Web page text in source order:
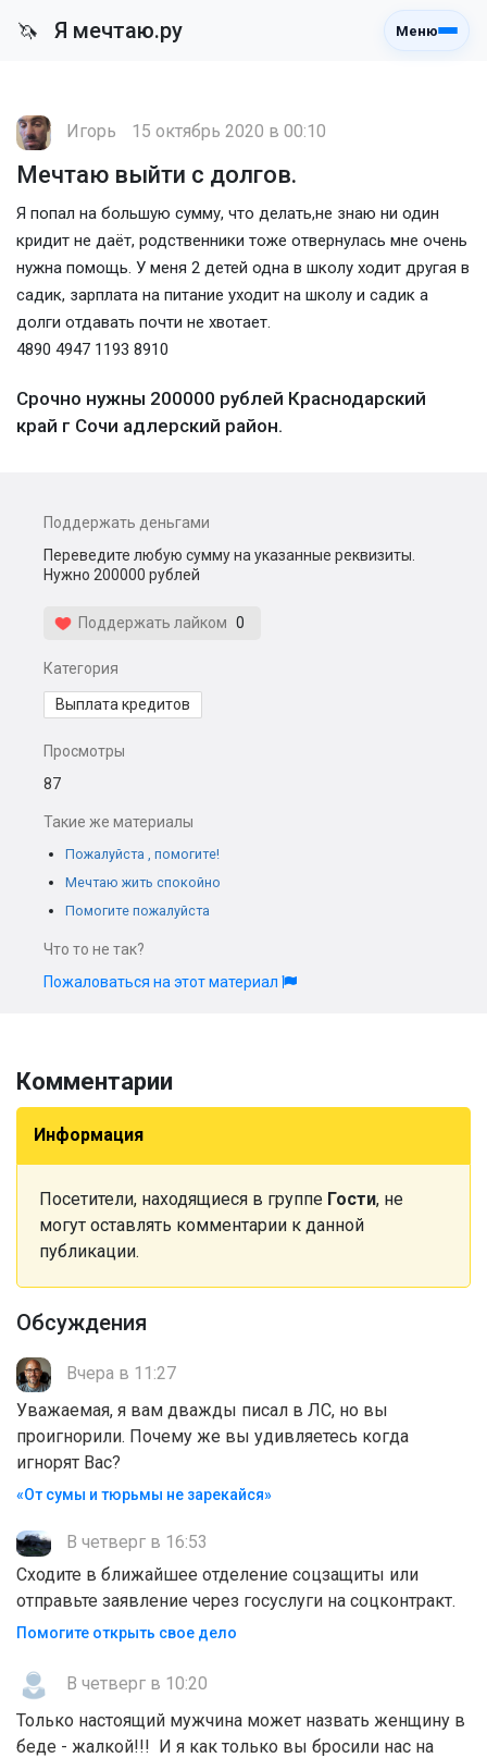
🦄 Я мечтаю.ру Меню
Игорь 15 октябрь 2020 в 00:10
Мечтаю выйти с долгов.
Я попал на большую сумму, что делать,не знаю ни один
кридит не даёт, родственники тоже отвернулась мне очень
нужна помощь. У меня 2 детей одна в школу ходит другая в
садик, зарплата на питание уходит на школу и садик а
долги отдавать почти не хвотает.
4890 4947 1193 8910
Срочно нужны 200000 рублей Краснодарский
край г Сочи адлерский район.
Поддержать деньгами
Переведите любую сумму на указанные реквизиты.
Нужно 200000 рублей
Поддержать лайком 0
Категория
Выплата кредитов
Просмотры
87
Такие же материалы
Пожалуйста , помогите!
Мечтаю жить спокойно
Помогите пожалуйста
Что то не так?
Пожаловаться на этот материал
Комментарии
Информация
Посетители, находящиеся в группе Гости, не
могут оставлять комментарии к данной
публикации.
Обсуждения
Вчера в 11:27
Уважаемая, я вам дважды писал в ЛС, но вы
проигнорили. Почему же вы удивляетесь когда
игнорят Вас?
«От сумы и тюрьмы не зарекайся»
В четверг в 16:53
Сходите в ближайшее отделение соцзащиты или
отправьте заявление через госуслуги на соцконтракт.
Помогите открыть свое дело
В четверг в 10:20
Только настоящий мужчина может назвать женщину в
беде - жалкой!!! И я как только вы бросили нас на